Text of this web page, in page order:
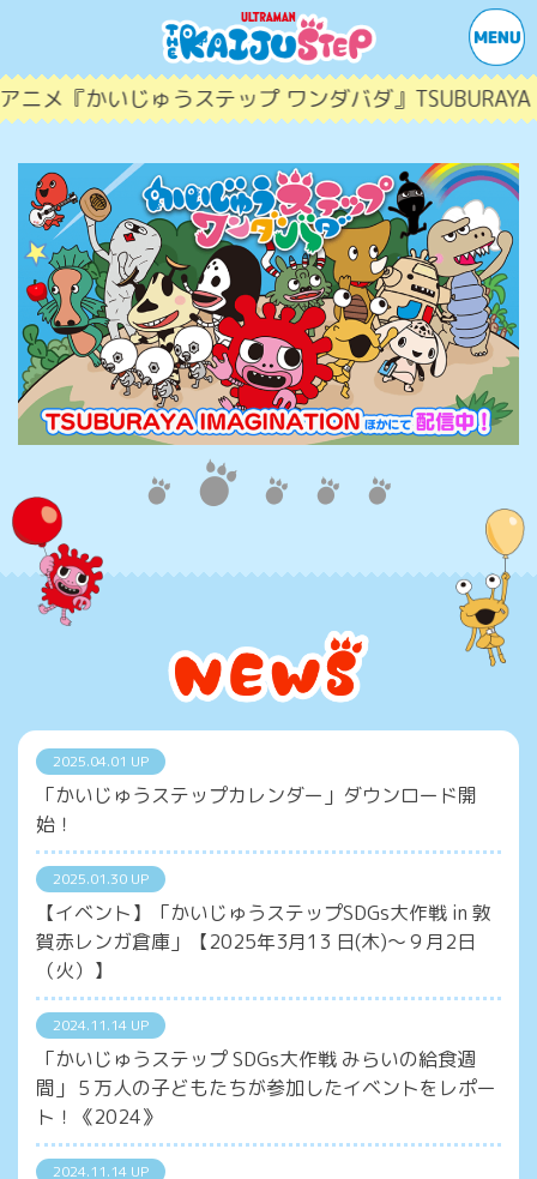
メ『かいじゅうステップ ワンダバダ』TSUBURAYA
2025.04.01 UP
「かいじゅうステップカレンダー」ダウンロード開
始！
2025.01.30 UP
【イベント】「かいじゅうステップSDGs大作戦 in 敦
賀赤レンガ倉庫」【2025年3月13 日(木)～９月2日
（火）】
2024.11.14 UP
「かいじゅうステップ SDGs大作戦 みらいの給食週
間」５万人の子どもたちが参加したイベントをレポー
ト！《2024》
2024.11.14 UP